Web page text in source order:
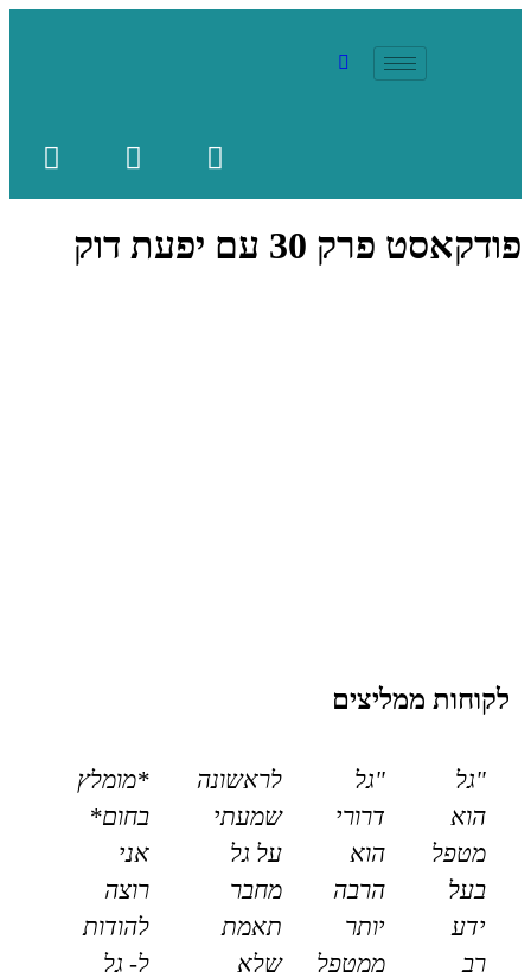
פודקאסט פרק 30 עם יפעת דוק
לקוחות ממליצים
"גל
הוא
מטפל
בעל
ידע
רב
"גל
דרורי
הוא
הרבה
יותר
ממטפל
לראשונה
שמעתי
על גל
מחבר
תאמת
שלא
*מומלץ
בחום*
אני
רוצה
להודות
ל- גל